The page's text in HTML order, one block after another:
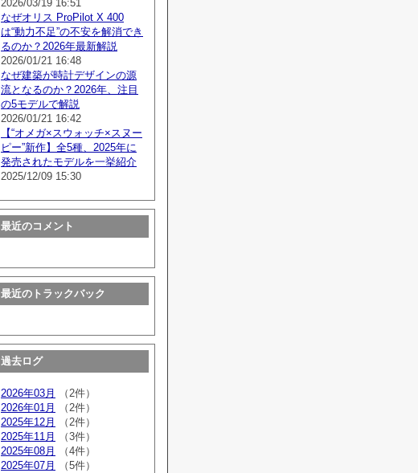
2026/03/19 16:51
なぜオリス ProPilot X 400
は“動力不足”の不安を解消でき
るのか？2026年最新解説
2026/01/21 16:48
なぜ建築が時計デザインの源
流となるのか？2026年、注目
の5モデルで解説
2026/01/21 16:42
【“オメガ×スウォッチ×スヌー
ピー”新作】全5種、2025年に
発売されたモデルを一挙紹介
2025/12/09 15:30
最近のコメント
最近のトラックバック
過去ログ
2026年03月
（2件）
2026年01月
（2件）
2025年12月
（2件）
2025年11月
（3件）
2025年08月
（4件）
2025年07月
（5件）